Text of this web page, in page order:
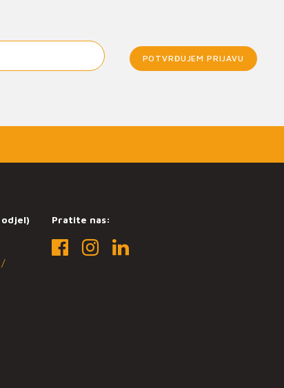
POTVRĐUJEM PRIJAVU
odjel)
/
Pratite nas: